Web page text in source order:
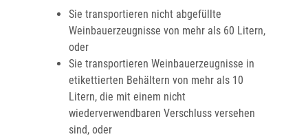
Sie transportieren nicht abgefüllte
Weinbauerzeugnisse von mehr als 60 Litern,
oder
Sie transportieren Weinbauerzeugnisse in
etikettierten Behältern von mehr als 10
Litern, die mit einem nicht
wiederverwendbaren Verschluss versehen
sind, oder